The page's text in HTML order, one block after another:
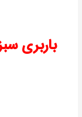
باربری